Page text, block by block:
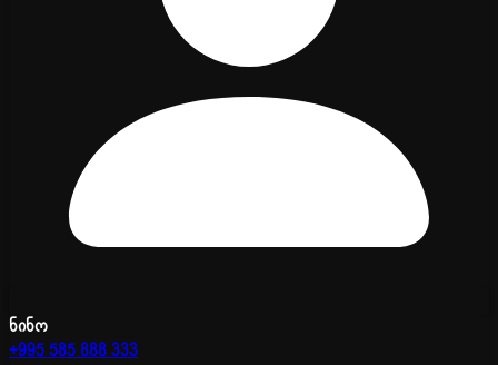
ნინო
+995 585 888 333